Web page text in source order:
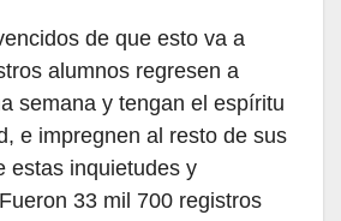
de que esto va a
alumnos regresen a
semana y tengan el espíritu
e impregnen al resto de sus
estas inquietudes y
33 mil 700 registros